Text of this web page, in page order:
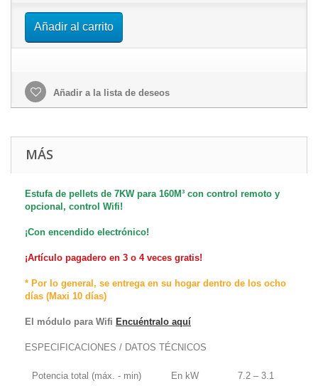
Añadir al carrito
Añadir a la lista de deseos
MÁS
Estufa de pellets de 7KW para 160M³ con control remoto y
opcional, control Wifi!
¡Con encendido electrónico!
¡Artículo pagadero en 3 o 4 veces gratis!
* Por lo general, se entrega en su hogar dentro de los ocho
días (Maxi 10 días)
El módulo para Wifi Encuéntralo aquí
ESPECIFICACIONES / DATOS TÉCNICOS
Potencia total (máx. - min) En kW 7.2 – 3.1